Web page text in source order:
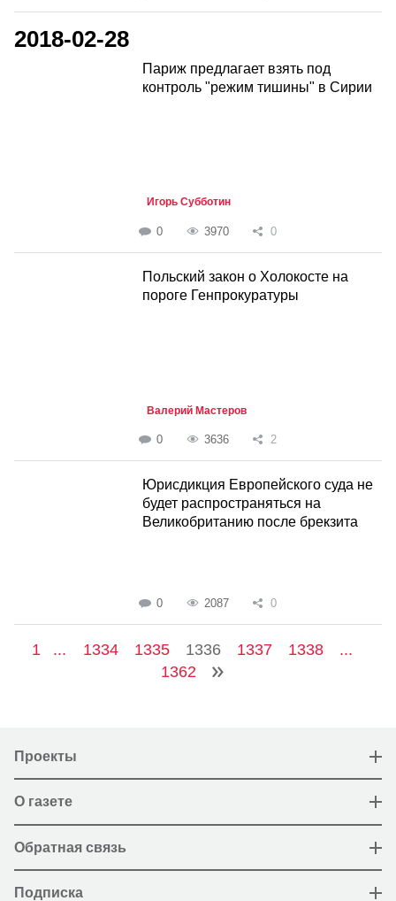
2018-02-28
Париж предлагает взять под
контроль "режим тишины" в Сирии
Игорь Субботин
0 3970 0
Польский закон о Холокосте на
пороге Генпрокуратуры
Валерий Мастеров
0 3636 2
Юрисдикция Европейского суда не
будет распространяться на
Великобританию после брекзита
0 2087 0
1 ... 1334 1335 1336 1337 1338
...
1362
Проекты
О газете
Обратная связь
Подписка